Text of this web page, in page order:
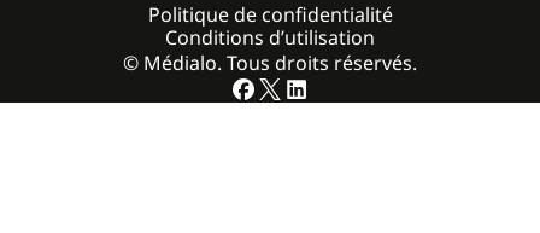
© Médialo. Tous droits réservés.
Politique de confidentialité
Conditions d’utilisation